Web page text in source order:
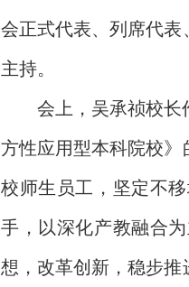
会正式代表、列席代表
主持。
会上， 吴承祯校长
方性应用型本科院校》
校师生员工，坚定不
手，以深化产教融合
想，改革创新，稳步